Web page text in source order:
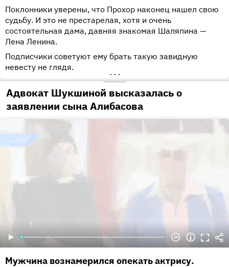
Поклонники уверены, что Прохор наконец нашел свою
судьбу. И это не престарелая, хотя и очень
состоятельная дама, давняя знакомая Шаляпина —
Лена Ленина.
Подписчики советуют ему брать такую завидную
невесту не глядя.
•••
Адвокат Шукшиной высказалась о
заявлении сына Алибасова
Мужчина вознамерился опекать актрису.